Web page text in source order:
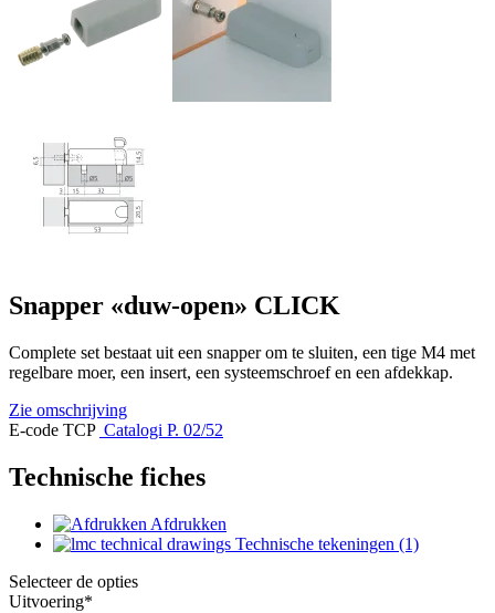
Snapper «duw-open» CLICK
Complete set bestaat uit een snapper om te sluiten, een tige M4 met
regelbare moer, een insert, een systeemschroef en een afdekkap.
Zie omschrijving
E-code TCP Catalogi P. 02/52
Technische fiches
Afdrukken
Technische tekeningen (1)
Selecteer de opties
Uitvoering*